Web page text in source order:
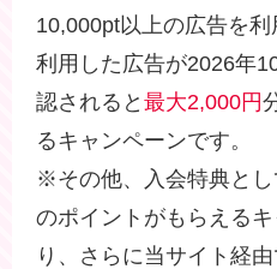
10,000pt以上の広告を
利用した広告が2026年
認されると 最大2,000円
るキャンペーンです。
※その他、入会特典とし
のポイントがもらえる
り、さらに当サイト経